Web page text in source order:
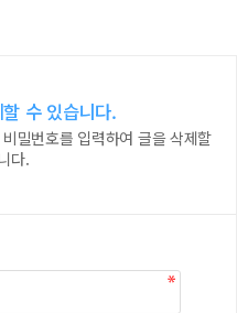
수 있습니다.
밀번호를 입력하여 글을 삭제할
다.